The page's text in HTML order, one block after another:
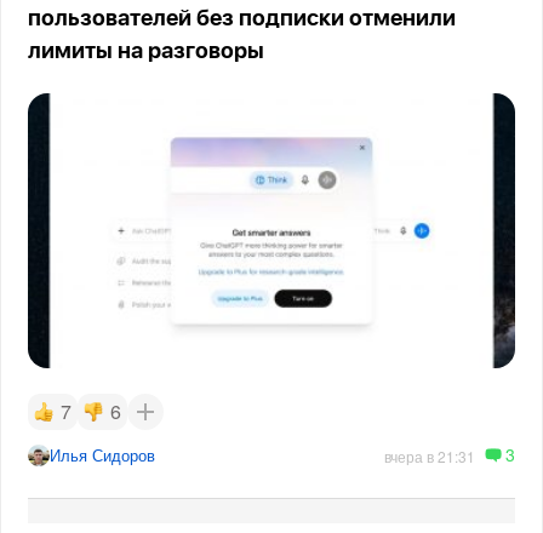
пользователей без подписки отменили
лимиты на разговоры
7 6
Илья Сидоров вчера в 21:31 3